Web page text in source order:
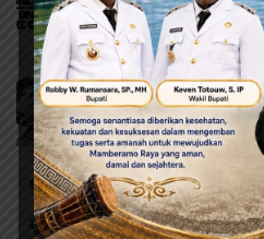
# Danlanud Silas Papare
# Monumen Bhakti TNI AU